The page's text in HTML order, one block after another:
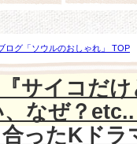
ログ「ソウルのおしゃれ」 TOP
メンタルヘルスの問題に向き合
サイコだ
なぜ？
ったKドラ